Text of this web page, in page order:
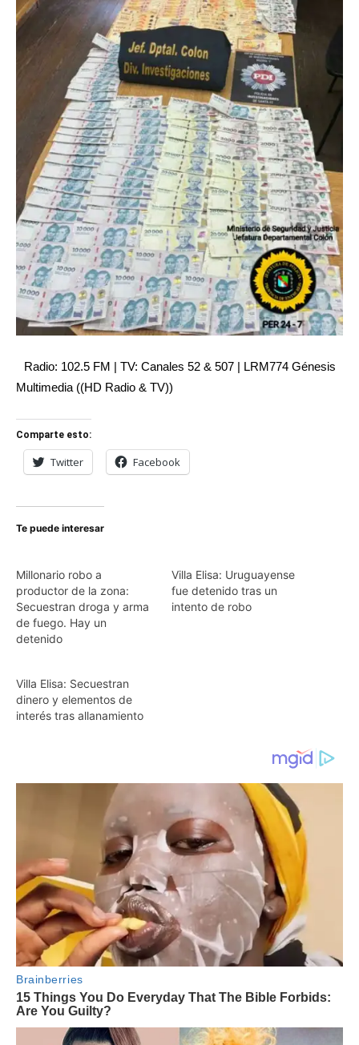
Radio: 102.5 FM | TV: Canales 52 & 507 | LRM774 Génesis
Multimedia ((HD Radio & TV))
Comparte esto:
Twitter Facebook
Te puede interesar
Millonario robo a
productor de la zona:
Secuestran droga y arma
de fuego. Hay un
detenido
Villa Elisa: Uruguayense
fue detenido tras un
intento de robo
Villa Elisa: Secuestran
dinero y elementos de
interés tras allanamiento